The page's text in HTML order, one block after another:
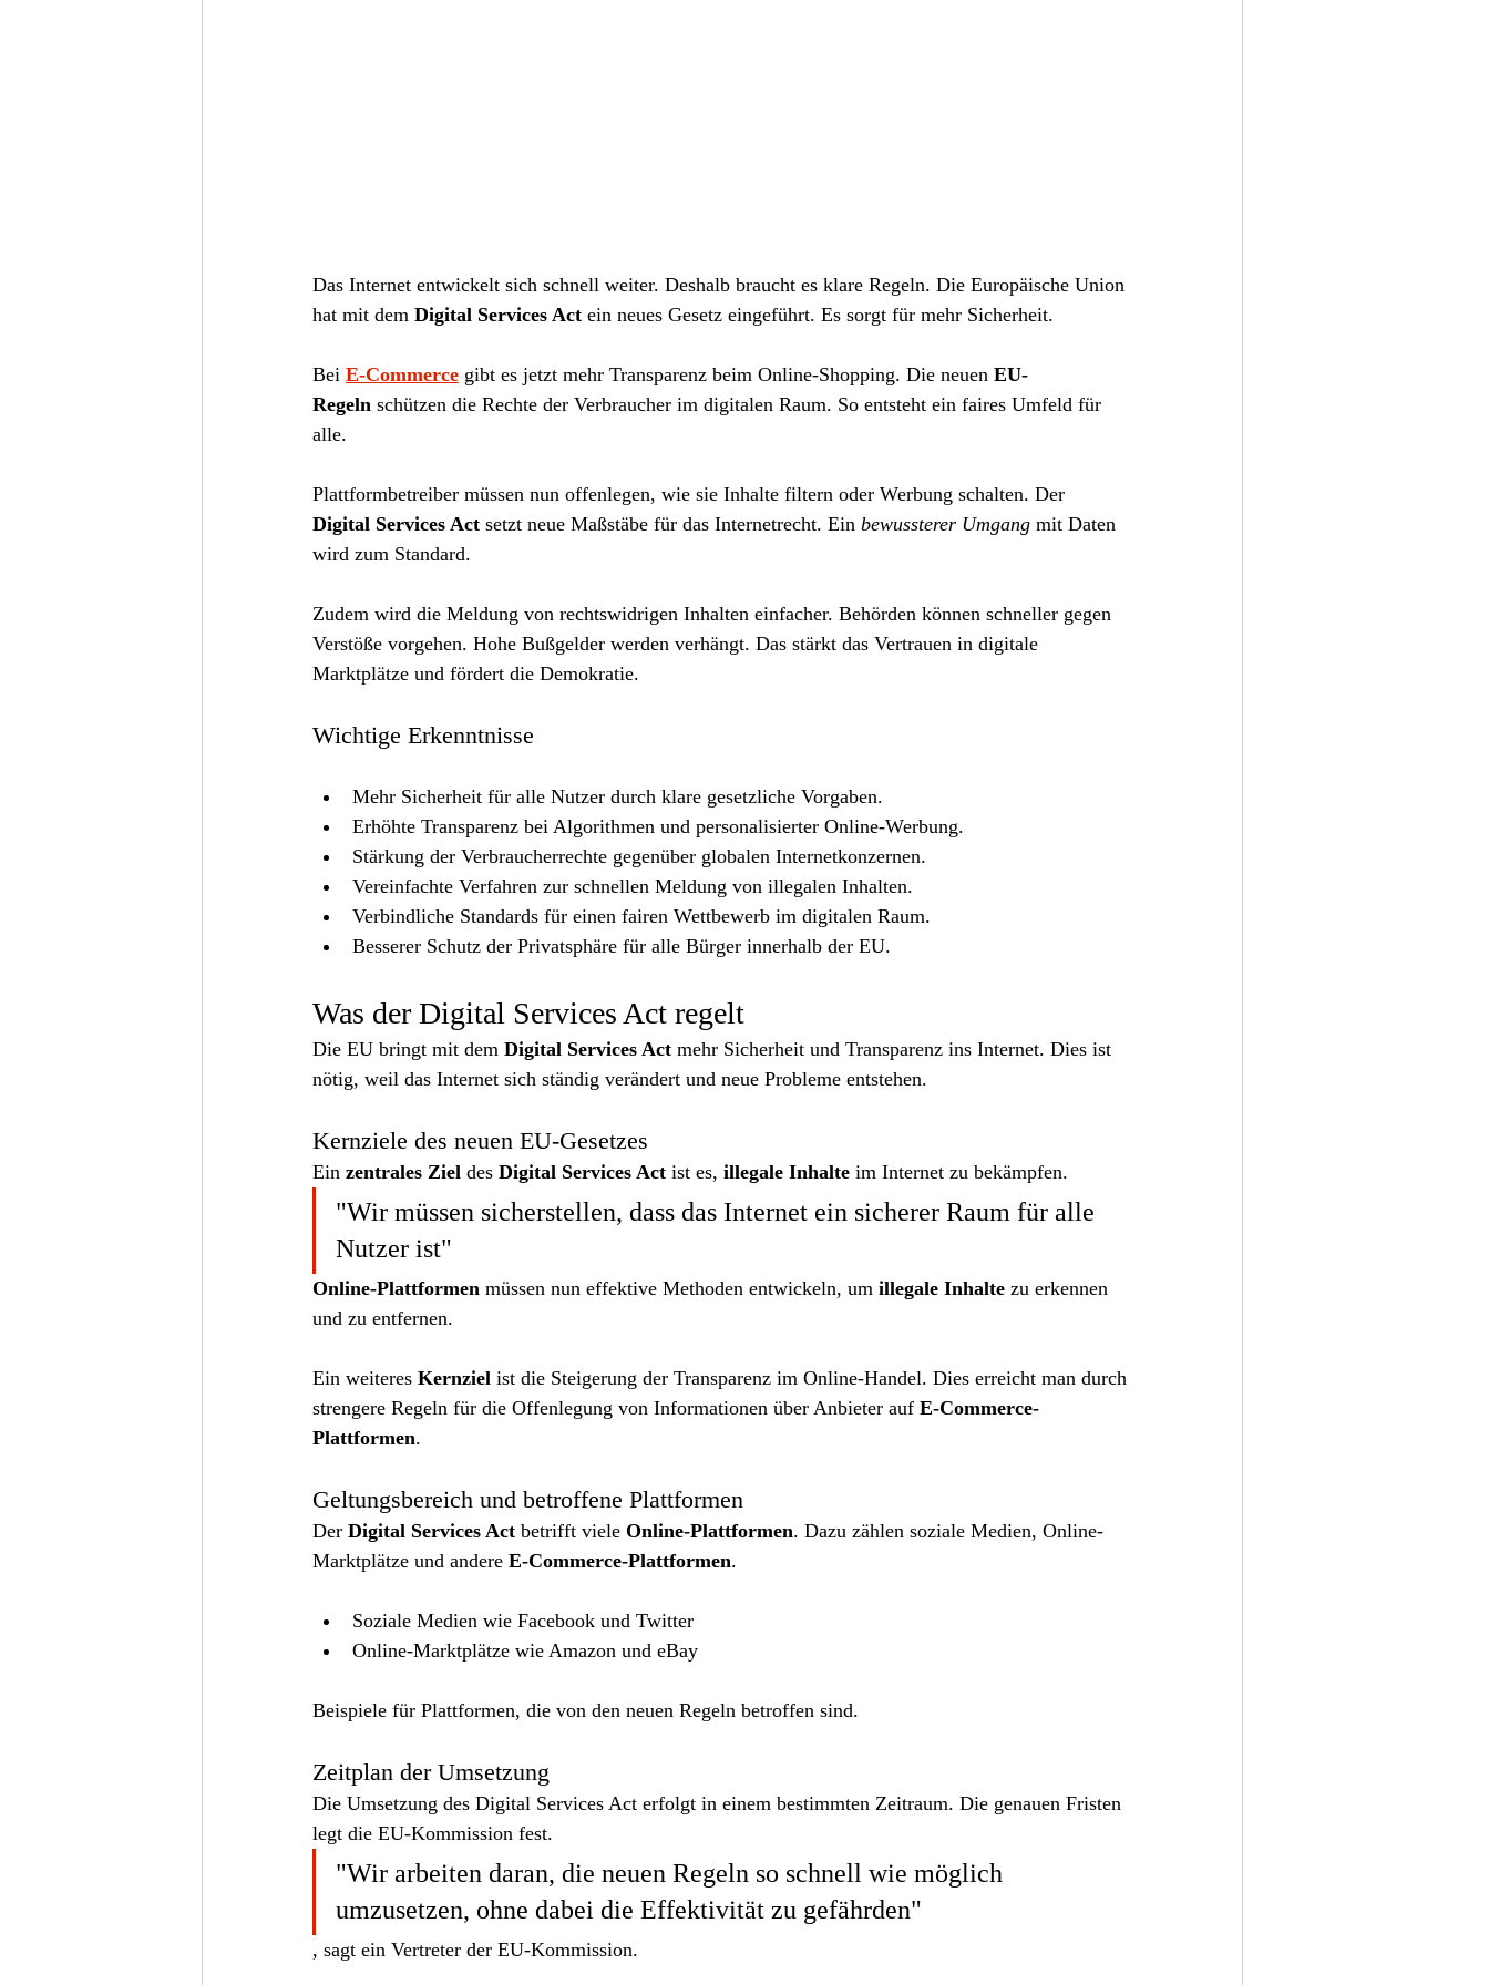
Das Internet entwickelt sich schnell weiter. Deshalb braucht es klare Regeln. Die Europäische Union
hat mit dem Digital Services Act ein neues Gesetz eingeführt. Es sorgt für mehr Sicherheit.
Bei E-Commerce gibt es jetzt mehr Transparenz beim Online-Shopping. Die neuen EU-
Regeln schützen die Rechte der Verbraucher im digitalen Raum. So entsteht ein faires Umfeld für
alle.
Plattformbetreiber müssen nun offenlegen, wie sie Inhalte filtern oder Werbung schalten. Der
Digital Services Act setzt neue Maßstäbe für das Internetrecht. Ein bewussterer Umgang mit Daten
wird zum Standard.
Zudem wird die Meldung von rechtswidrigen Inhalten einfacher. Behörden können schneller gegen
Verstöße vorgehen. Hohe Bußgelder werden verhängt. Das stärkt das Vertrauen in digitale
Marktplätze und fördert die Demokratie.
Wichtige Erkenntnisse
Mehr Sicherheit für alle Nutzer durch klare gesetzliche Vorgaben.
Erhöhte Transparenz bei Algorithmen und personalisierter Online-Werbung.
Stärkung der Verbraucherrechte gegenüber globalen Internetkonzernen.
Vereinfachte Verfahren zur schnellen Meldung von illegalen Inhalten.
Verbindliche Standards für einen fairen Wettbewerb im digitalen Raum.
Besserer Schutz der Privatsphäre für alle Bürger innerhalb der EU.
Was der Digital Services Act regelt
Die EU bringt mit dem Digital Services Act mehr Sicherheit und Transparenz ins Internet. Dies ist
nötig, weil das Internet sich ständig verändert und neue Probleme entstehen.
Kernziele des neuen EU-Gesetzes
Ein zentrales Ziel des Digital Services Act ist es, illegale Inhalte im Internet zu bekämpfen.
"Wir müssen sicherstellen, dass das Internet ein sicherer Raum für alle
Nutzer ist"
Online-Plattformen müssen nun effektive Methoden entwickeln, um illegale Inhalte zu erkennen
und zu entfernen.
Ein weiteres Kernziel ist die Steigerung der Transparenz im Online-Handel. Dies erreicht man durch
strengere Regeln für die Offenlegung von Informationen über Anbieter auf E-Commerce-
Plattformen.
Geltungsbereich und betroffene Plattformen
Der Digital Services Act betrifft viele Online-Plattformen. Dazu zählen soziale Medien, Online-
Marktplätze und andere E-Commerce-Plattformen.
Soziale Medien wie Facebook und Twitter
Online-Marktplätze wie Amazon und eBay
Beispiele für Plattformen, die von den neuen Regeln betroffen sind.
Zeitplan der Umsetzung
Die Umsetzung des Digital Services Act erfolgt in einem bestimmten Zeitraum. Die genauen Fristen
legt die EU-Kommission fest.
"Wir arbeiten daran, die neuen Regeln so schnell wie möglich
umzusetzen, ohne dabei die Effektivität zu gefährden"
, sagt ein Vertreter der EU-Kommission.